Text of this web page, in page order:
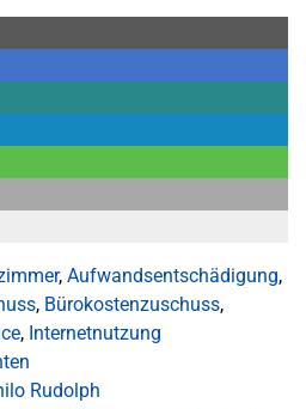
, Aufwandsentschädigung,
, Bürokostenzuschuss,
, Internetnutzung
Rudolph